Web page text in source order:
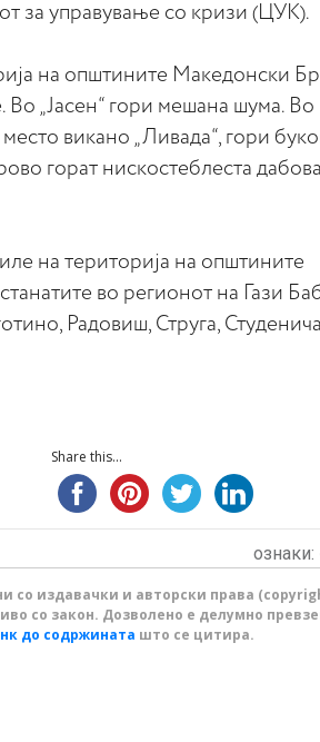
за управување со кризи (ЦУК).
на општините Македонски
„Јасен“ гори мешана шума. Во
викано „Ливада“, гори
горат нискостеблеста
на територија на општините
во регионот на Гази
Радовиш, Струга,
Share this...
ознаки:
со издавачки и авторски права
со закон. Дозволено е делумно
до содржината што се цитира.